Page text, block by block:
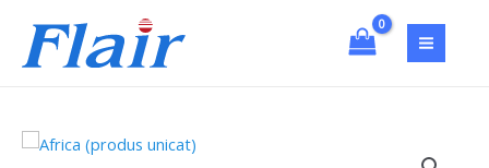
content